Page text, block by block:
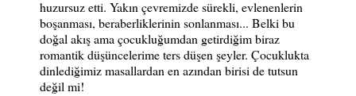
huzursuz etti. Yakın çevremizde sürekli, evlenenlerin
boşanması, beraberliklerinin sonlanması... Belki bu
doğal akış ama çocukluğumdan getirdiğim biraz
romantik düşüncelerime ters düşen şeyler. Çocuklukta
dinlediğimiz masallardan en azından birisi de tutsun
değil mi!